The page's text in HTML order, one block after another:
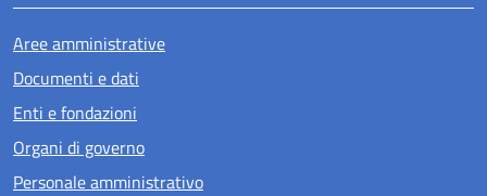
Aree amministrative
Documenti e dati
Enti e fondazioni
Organi di governo
Personale amministrativo